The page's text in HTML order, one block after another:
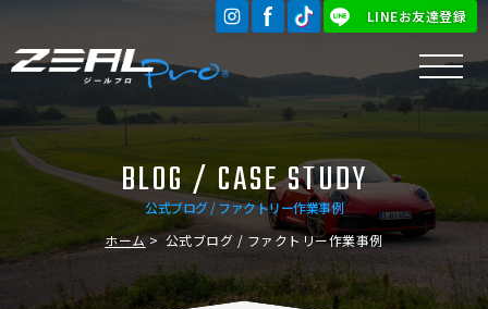
LINEお友達登録
公式ブログ / ファクトリー作業事例
BLOG / CASE STUDY
ホーム 公式ブログ / ファクトリー作業事例